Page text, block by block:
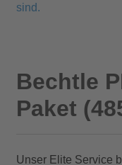
sind.
Bechtle
Paket
Unser Elite Service